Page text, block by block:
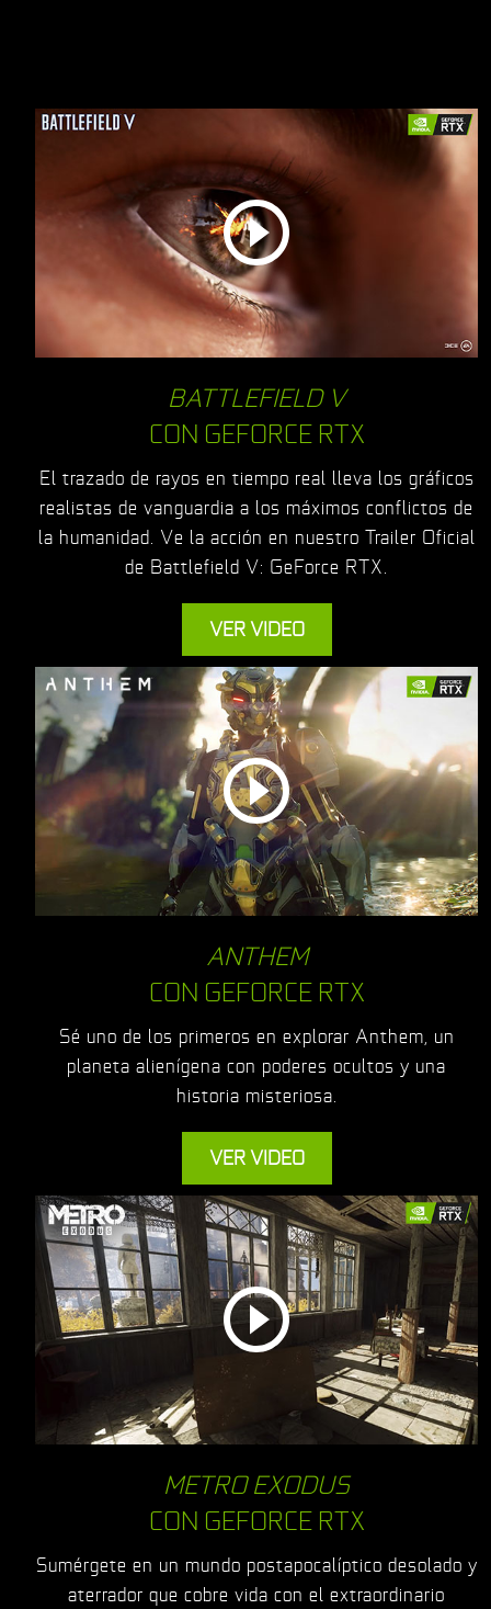
BATTLEFIELD V
CON GEFORCE RTX
El trazado de rayos en tiempo real lleva los gráficos
realistas de vanguardia a los máximos conflictos de
la humanidad. Ve la acción en nuestro Trailer Oficial
de Battlefield V: GeForce RTX.
VER VIDEO
ANTHEM
CON GEFORCE RTX
Sé uno de los primeros en explorar Anthem, un
planeta alienígena con poderes ocultos y una
historia misteriosa.
VER VIDEO
METRO EXODUS
CON GEFORCE RTX
Sumérgete en un mundo postapocalíptico desolado y
aterrador que cobre vida con el extraordinario